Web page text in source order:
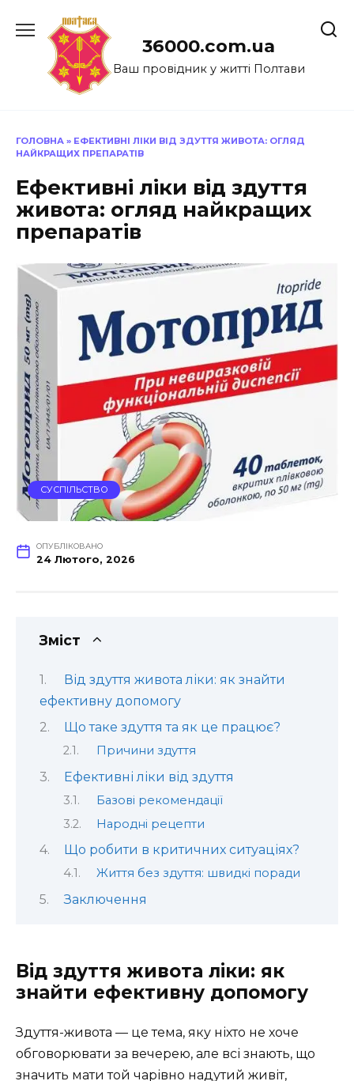
до
36000.com.ua
Ваш провідник у житті Полтави
ГОЛОВНА » ЕФЕКТИВНІ ЛІКИ ВІД ЗДУТТЯ ЖИВОТА: ОГЛЯД
НАЙКРАЩИХ ПРЕПАРАТІВ
Ефективні ліки від здуття
живота: огляд найкращих
препаратів
СУСПІЛЬСТВО
ОПУБЛІКОВАНО
24 Лютого, 2026
Зміст
Від здуття живота ліки: як знайти
ефективну допомогу
Що таке здуття та як це працює?
Причини здуття
Ефективні ліки від здуття
Базові рекомендації
Народні рецепти
Що робити в критичних ситуаціях?
Життя без здуття: швидкі поради
Заключення
Від здуття живота ліки: як
знайти ефективну допомогу
Здуття-живота — це тема, яку ніхто не хоче
обговорювати за вечерею, але всі знають, що
значить мати той чарівно надутий живіт,